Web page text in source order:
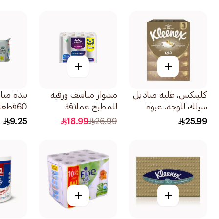
+
كلينكس، علبة مناديل
سيلك للوجه، عبوة
تحتوي على 6 قطع
25.99
+
مشوار مناشف ورقية
للمطبخ عملاقة
12ورقة
26.99
18.99
بندة
60قطعة
9.25
+
+